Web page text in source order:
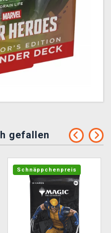
gefallen
Schnäppchenpreis